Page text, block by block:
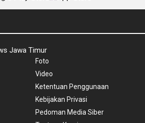
Jawa Timur
Foto
Video
Ketentuan Penggunaan
Kebijakan Privasi
Pedoman Media Siber